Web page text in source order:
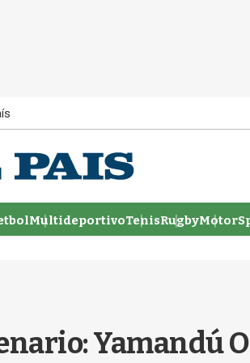
MultideportivoTenisRugby
Yamandú